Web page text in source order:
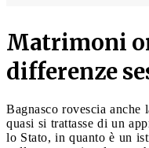
Matrimoni
differenze
Bagnasco rovescia anche
quasi si trattasse di un
lo Stato, in quanto è un